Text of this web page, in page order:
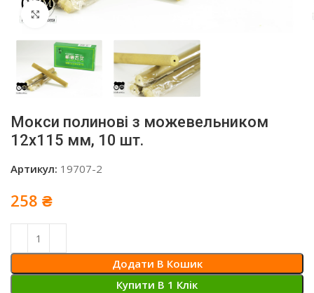
Click to enlarge
Мокси полинові з можевельником
12х115 мм, 10 шт.
Артикул: 19707-2
258 ₴
Додати В Кошик
Купити В 1 Клiк